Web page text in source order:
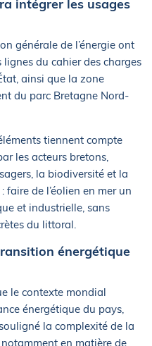
intégrer les usages
générale de l’énergie ont
du cahier des charges
ainsi que la zone
du parc Bretagne Nord-
tiennent compte
les acteurs bretons,
la biodiversité et la
faire de l’éolien en mer un
et industrielle, sans
du littoral.
énergétique
le contexte mondial
énergétique du pays,
la complexité de la
en matière de